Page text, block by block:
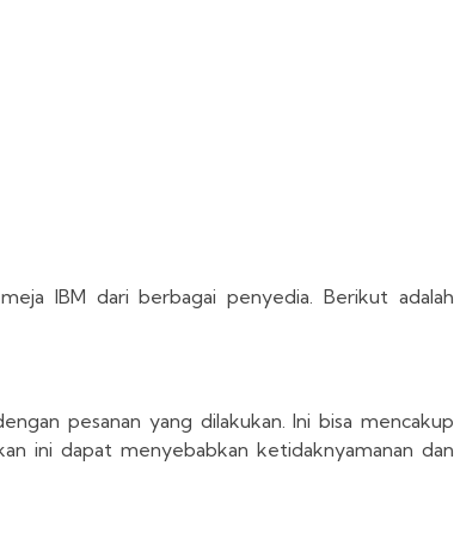
IBM dari berbagai penyedia. Berikut adalah
pesanan yang dilakukan. Ini bisa mencakup
ini dapat menyebabkan ketidaknyamanan dan